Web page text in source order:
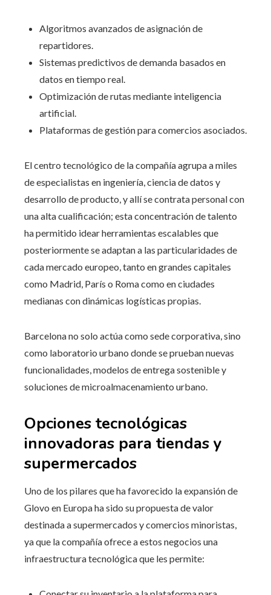
Algoritmos avanzados de asignación de
repartidores.
Sistemas predictivos de demanda basados en
datos en tiempo real.
Optimización de rutas mediante inteligencia
artificial.
Plataformas de gestión para comercios asociados.
El centro tecnológico de la compañía agrupa a miles
de especialistas en ingeniería, ciencia de datos y
desarrollo de producto, y allí se contrata personal con
una alta cualificación; esta concentración de talento
ha permitido idear herramientas escalables que
posteriormente se adaptan a las particularidades de
cada mercado europeo, tanto en grandes capitales
como Madrid, París o Roma como en ciudades
medianas con dinámicas logísticas propias.
Barcelona no solo actúa como sede corporativa, sino
como laboratorio urbano donde se prueban nuevas
funcionalidades, modelos de entrega sostenible y
soluciones de microalmacenamiento urbano.
Opciones tecnológicas
innovadoras para tiendas y
supermercados
Uno de los pilares que ha favorecido la expansión de
Glovo en Europa ha sido su propuesta de valor
destinada a supermercados y comercios minoristas,
ya que la compañía ofrece a estos negocios una
infraestructura tecnológica que les permite: